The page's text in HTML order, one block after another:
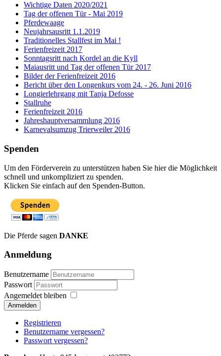
Wichtige Daten 2020/2021
Tag der offenen Tür - Mai 2019
Pferdewaage
Neujahrsausritt 1.1.2019
Traditionelles Stallfest im Mai !
Ferienfreizeit 2017
Sonntagsritt nach Kordel an die Kyll
Maiausritt und Tag der offenen Tür 2017
Bilder der Ferienfreizeit 2016
Bericht über den Longenkurs vom 24. - 26. Juni 2016
Longierlehrgang mit Tanja Defosse
Stallruhe
Ferienfreizeit 2016
Jahreshauptversammlung 2016
Karnevalsumzug Trierweiler 2016
Spenden
Um den Förderverein zu unterstützen haben Sie hier die Möglichkeit
schnell und unkompliziert zu spenden.
Klicken Sie einfach auf den Spenden-Button.
Die Pferde sagen DANKE
Anmeldung
Benutzername
Passwort
Angemeldet bleiben
Anmelden
Registrieren
Benutzername vergessen?
Passwort vergessen?